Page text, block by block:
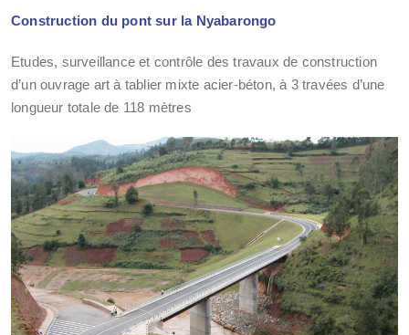
Construction du pont sur la Nyabarongo
Etudes, surveillance et contrôle des travaux de construction
d’un ouvrage art à tablier mixte acier-béton, à 3 travées d’une
longueur totale de 118 mètres